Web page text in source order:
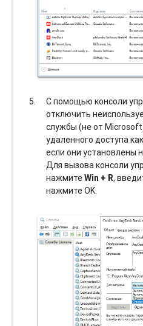
С помощью консоли
отключить
службы (не от
удаленного доступа
если они установлены
Для вызова консоли
нажмитеWin + R,
нажмите OK.